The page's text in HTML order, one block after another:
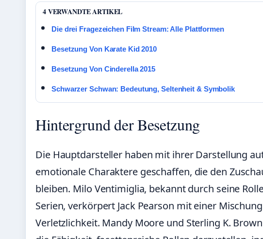
4 VERWANDTE ARTIKEL
Die drei Fragezeichen Film Stream: Alle Plattformen
Besetzung Von Karate Kid 2010
Besetzung Von Cinderella 2015
Schwarzer Schwan: Bedeutung, Seltenheit & Symbolik
Hintergrund der Besetzung
Die Hauptdarsteller haben mit ihrer Darstellung
emotionale Charaktere geschaffen, die den
bleiben. Milo Ventimiglia, bekannt durch seine
Serien, verkörpert Jack Pearson mit einer
Verletzlichkeit. Mandy Moore und Sterling K.